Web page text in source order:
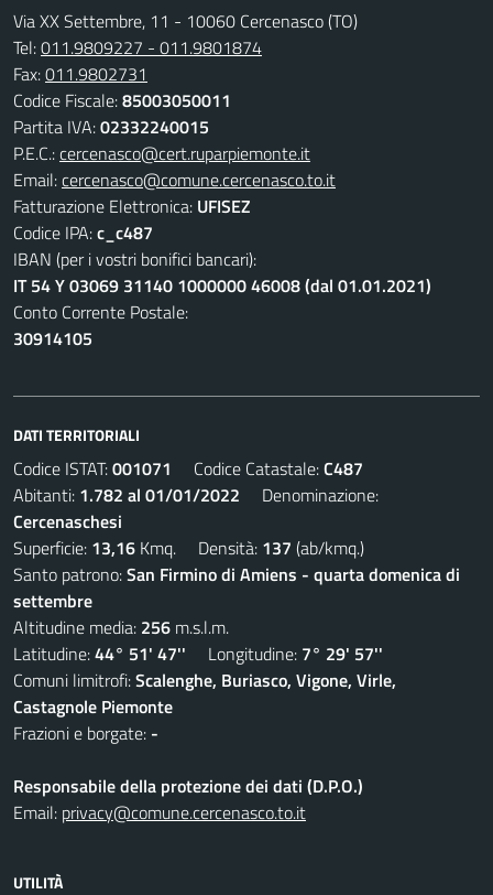
Via XX Settembre, 11 - 10060 Cercenasco (TO)
Tel:011.9809227 - 011.9801874
Fax:011.9802731
Codice Fiscale:85003050011
Partita IVA:02332240015
P.E.C.:cercenasco@cert.ruparpiemonte.it
Email:cercenasco@comune.cercenasco.to.it
Fatturazione Elettronica: UFISEZ
Codice IPA:c_c487
IBAN (per i vostri bonifici bancari):
IT 54 Y 03069 31140 1000000 46008 (dal 01.01.2021)
Conto Corrente Postale:
30914105
DATI TERRITORIALI
Codice ISTAT:001071 Codice Catastale:C487
Abitanti: 1.782 al 01/01/2022 Denominazione:
Cercenaschesi
Superficie: 13,16 Kmq. Densità: 137 (ab/kmq.)
Santo patrono:San Firmino di Amiens - quarta domenica di
settembre
Altitudine media: 256 m.s.l.m.
Latitudine:44° 51' 47'' Longitudine: 7° 29' 57''
Comuni limitrofi:Scalenghe, Buriasco, Vigone, Virle,
Castagnole Piemonte
Frazioni e borgate: -
Responsabile della protezione dei dati (D.P.O.)
Email: privacy@comune.cercenasco.to.it
UTILITÀ